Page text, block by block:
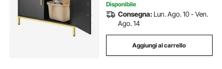
Disponibile
Consegna: Lun. Ago. 10 - Ven.
Ago. 14
Aggiungi al carrello